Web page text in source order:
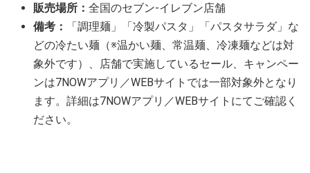
販売場所： 全国のセブン-イレブン店舗
備考：
「調理麺」「冷製パスタ」「パスタサラダ」な
どの冷たい麺（※温かい麺、常温麺、冷凍麺などは対
象外です）、店舗で実施しているセール、キャンペー
ンは7NOWアプリ／WEBサイトでは一部対象外となり
ます。詳細は7NOWアプリ／WEBサイトにてご確認く
ださい。